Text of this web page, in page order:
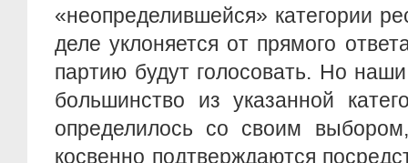
«неопределившейся» категории
деле уклоняется от прямого
партию будут голосовать. Но
большинство из указанной
определилось со своим
косвенно подтверждаются